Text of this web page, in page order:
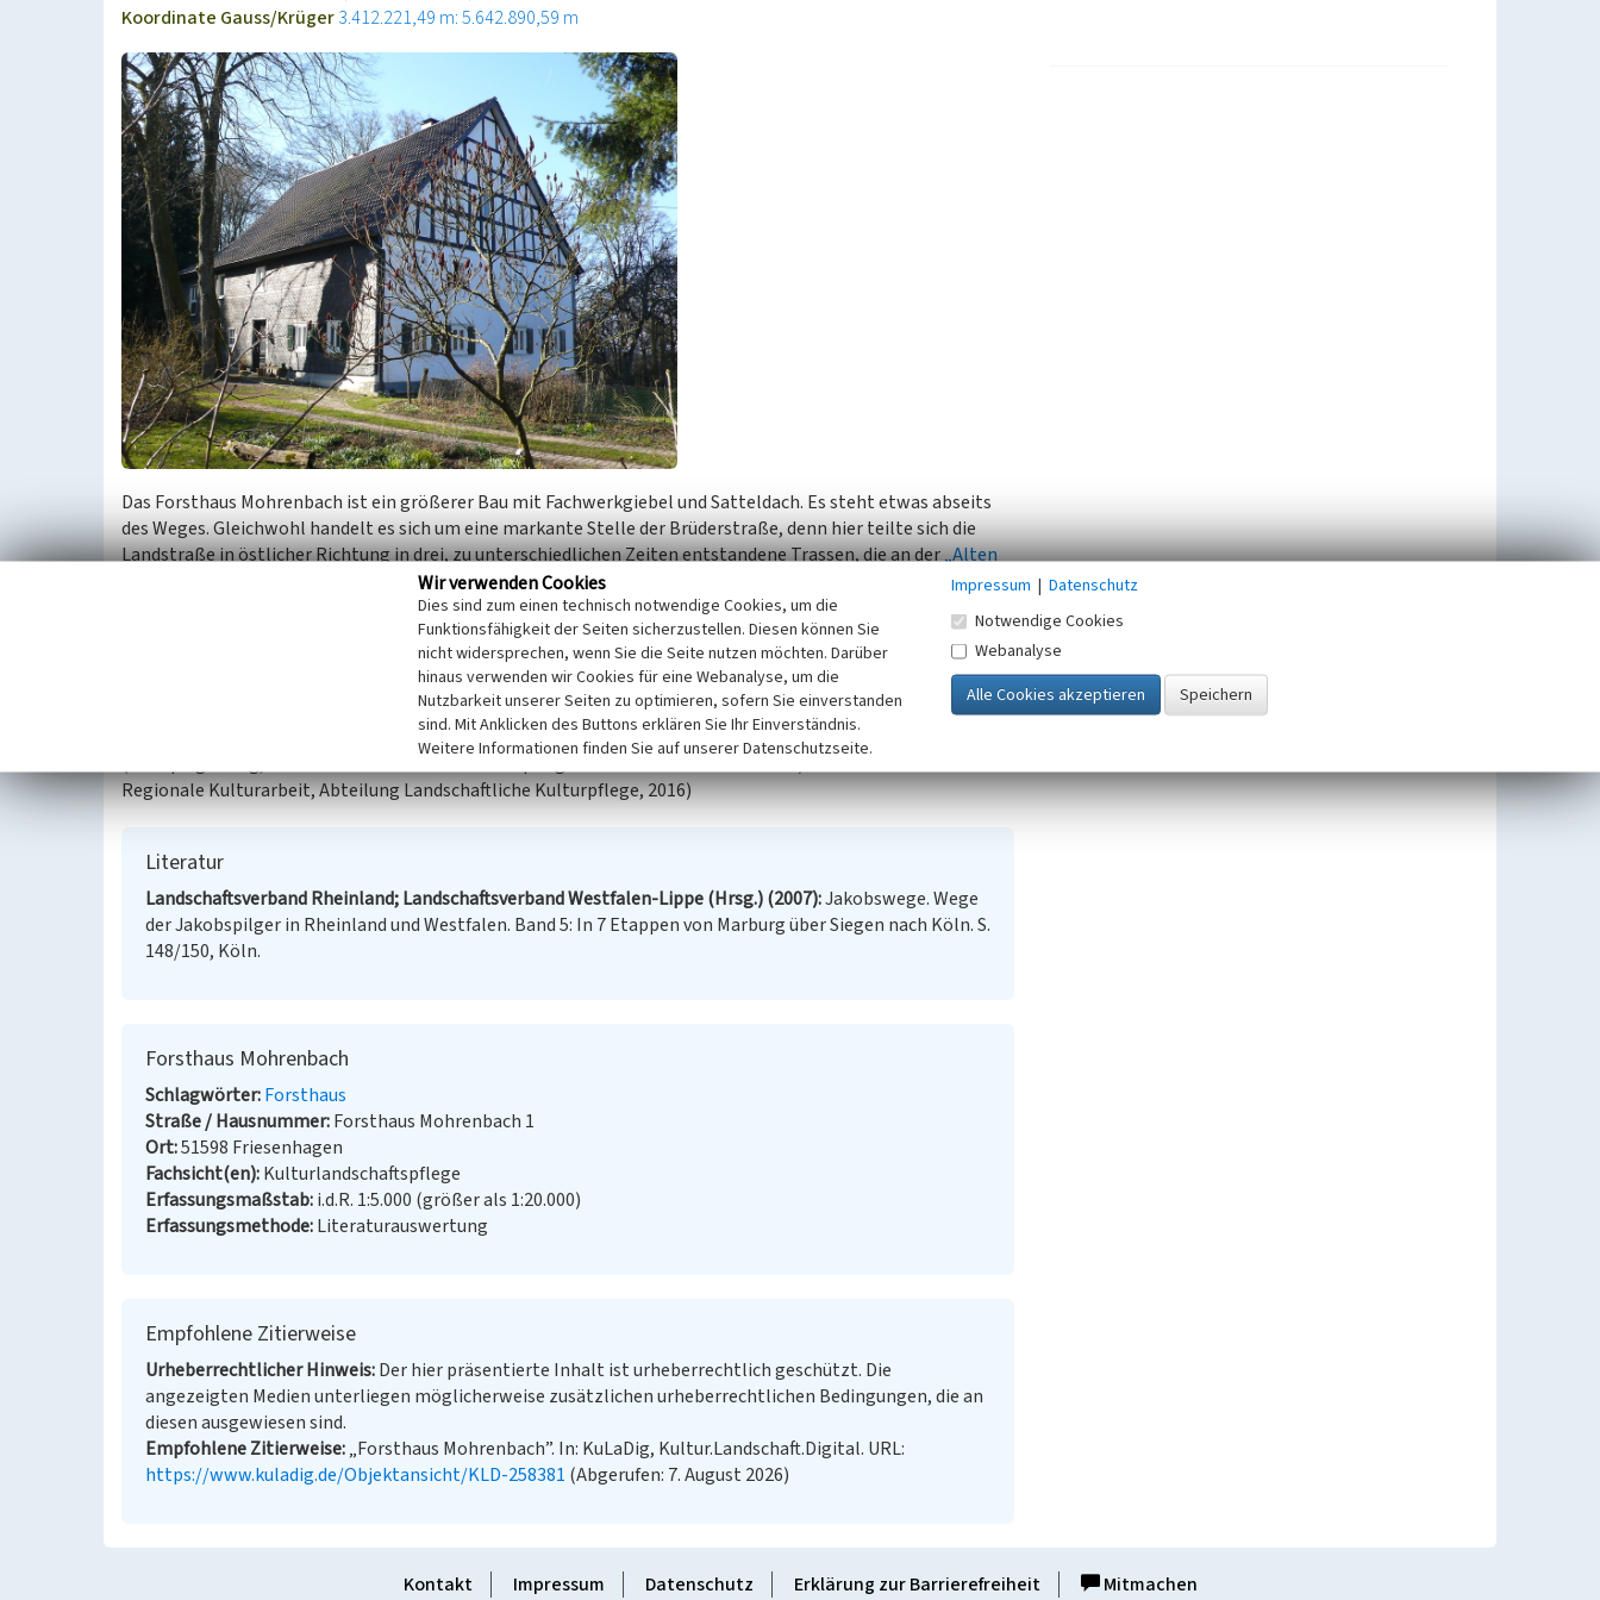
Koordinate Gauss/Krüger3.412.221,49 m: 5.642.890,59 m
Das Forsthaus Mohrenbach ist ein größerer Bau mit Fachwerkgiebel und Satteldach. Es steht etwas abseits
des Weges. Gleichwohl handelt es sich um eine markante Stelle der Brüderstraße, denn hier teilte sich die
Landstraße in östlicher Richtung in drei, zu unterschiedlichen Zeiten entstandene Trassen, die an der„Alten
wieder zusammentrafen. Die älteste Route führte in einem nördlichen Bogen um das
Wildenburger Land herum, zwei jüngere, die sich bis zum 14. Jahrhundert ausgebildet hatten, verliefen in
und in einem südlichen Bogen über Crottorf.
Aufgrund seiner Lage an einer wichtigen Straßengabelung wird angenommen, dass das Forsthaus auf eine
frühere Fuhrmannsherberge zurückgeht. Im 19. Jahrhundert wurde hier die Revierförsterei für die
ausgedehnten Mischwälder im Grenzgebiet zwischen Wildenburger und Oberbergischen Land untergebracht.
Regionale Kulturarbeit, Abteilung Landschaftliche Kulturpflege, 2016)
Literatur
Landschaftsverband Rheinland; Landschaftsverband Westfalen-Lippe (Hrsg.) (2007) Jakobswege. Wege
der Jakobspilger in Rheinland und Westfalen. Band 5: In 7 Etappen von Marburg über Siegen nach Köln. S.
148/150, Köln.
Forsthaus Mohrenbach
Schlagwörter Forsthaus
Straße / Hausnummer Forsthaus Mohrenbach 1
Ort 51598 Friesenhagen
Fachsicht(en) Kulturlandschaftspflege
Erfassungsmaßstab i.d.R. 1:5.000 (größer als 1:20.000)
Erfassungsmethode Literaturauswertung
Empfohlene Zitierweise
Urheberrechtlicher Hinweis Der hier präsentierte Inhalt ist urheberrechtlich geschützt. Die
angezeigten Medien unterliegen möglicherweise zusätzlichen urheberrechtlichen Bedingungen, die an
diesen ausgewiesen sind.
Empfohlene Zitierweise „Forsthaus Mohrenbach”. In: KuLaDig, Kultur.Landschaft.Digital. URL:
https://www.kuladig.de/Objektansicht/KLD-258381 (Abgerufen: 7. August 2026)
Kontakt Impressum Datenschutz Erklärung zur Barrierefreiheit Mitmachen
Wir verwenden Cookies
Dies sind zum einen technisch notwendige Cookies, um die
Funktionsfähigkeit der Seiten sicherzustellen. Diesen können Sie
nicht widersprechen, wenn Sie die Seite nutzen möchten. Darüber
hinaus verwenden wir Cookies für eine Webanalyse, um die
Nutzbarkeit unserer Seiten zu optimieren, sofern Sie einverstanden
sind. Mit Anklicken des Buttons erklären Sie Ihr Einverständnis.
Weitere Informationen finden Sie auf unserer Datenschutzseite.
Impressum | Datenschutz
Notwendige Cookies
Webanalyse